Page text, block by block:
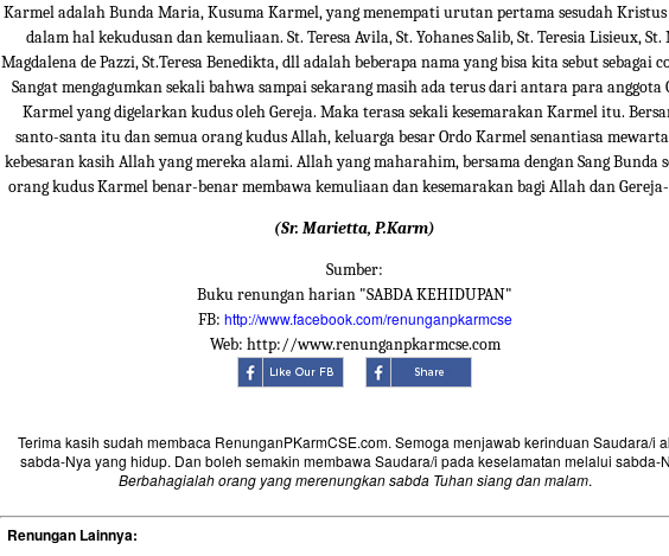
Karmel adalah Bunda Maria, Kusuma Karmel, yang menempati urutan pertama sesudah Kristus
dalam hal kekudusan dan kemuliaan. St. Teresa Avila, St. Yohanes Salib, St. Teresia Lisieux, St.
Magdalena de Pazzi, St.Teresa Benedikta, dll adalah beberapa nama yang bisa kita sebut sebagai
Sangat mengagumkan sekali bahwa sampai sekarang masih ada terus dari antara para anggota
Karmel yang digelarkan kudus oleh Gereja. Maka terasa sekali kesemarakan Karmel itu.
santo-santa itu dan semua orang kudus Allah, keluarga besar Ordo Karmel senantiasa
kebesaran kasih Allah yang mereka alami. Allah yang maharahim, bersama dengan Sang Bunda
orang kudus Karmel benar-benar membawa kemuliaan dan kesemarakan bagi Allah dan
(Sr. Marietta, P.Karm)
Sumber:
Buku renungan harian "SABDA KEHIDUPAN"
FB: http://www.facebook.com/renunganpkarmcse
Web: http://www.renunganpkarmcse.com
Terima kasih sudah membaca RenunganPKarmCSE.com. Semoga menjawab kerinduan Saudara/i
sabda-Nya yang hidup. Dan boleh semakin membawa Saudara/i pada keselamatan melalui sabda-
Berbahagialah orang yang merenungkan sabda Tuhan siang dan malam.
Renungan Lainnya: